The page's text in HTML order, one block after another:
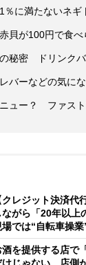
に満たないネギ
貝が100円で食べ
秘密 ドリンク
バーなどの気に
ュー？ ファス
クレジット決済
ながら「20年以
場では“自転車操
酒を提供する店で
けじゃない、店側